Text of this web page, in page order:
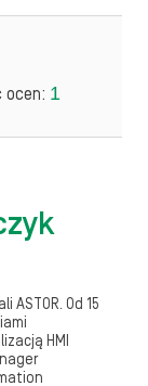
1
ASTOR. Od 15
HMI